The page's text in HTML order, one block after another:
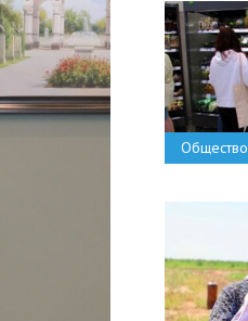
Общество